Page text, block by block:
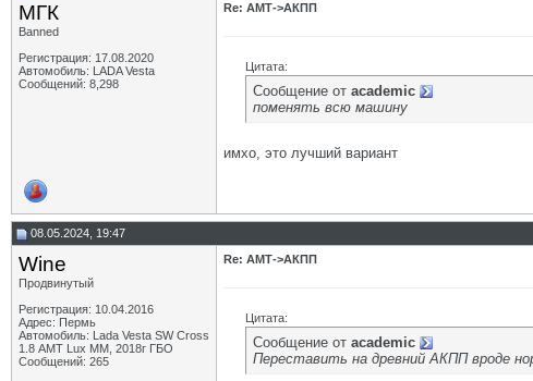
МГК
Banned
Регистрация: 17.08.2020
Автомобиль: LADA Vesta
Сообщений: 8,298
Re: АМТ->АКПП
Цитата:
Сообщение от academic
поменять всю машину
имхо, это лучший вариант
08.05.2024, 19:47
Wine
Продвинутый
Регистрация: 10.04.2016
Адрес: Пермь
Автомобиль: Lada Vesta SW Cross
1.8 АМТ Lux MM, 2018г ГБО
Сообщений: 265
Re: АМТ->АКПП
Цитата:
Сообщение от academic
Переставить на древний АКПП вроде